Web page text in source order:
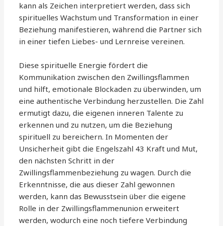
kann als Zeichen interpretiert werden, dass sich
spirituelles Wachstum und Transformation in einer
Beziehung manifestieren, während die Partner sich
in einer tiefen Liebes- und Lernreise vereinen.
Diese spirituelle Energie fördert die
Kommunikation zwischen den Zwillingsflammen
und hilft, emotionale Blockaden zu überwinden, um
eine authentische Verbindung herzustellen. Die Zahl
ermutigt dazu, die eigenen inneren Talente zu
erkennen und zu nutzen, um die Beziehung
spirituell zu bereichern. In Momenten der
Unsicherheit gibt die Engelszahl 43 Kraft und Mut,
den nächsten Schritt in der
Zwillingsflammenbeziehung zu wagen. Durch die
Erkenntnisse, die aus dieser Zahl gewonnen
werden, kann das Bewusstsein über die eigene
Rolle in der Zwillingsflammenunion erweitert
werden, wodurch eine noch tiefere Verbindung